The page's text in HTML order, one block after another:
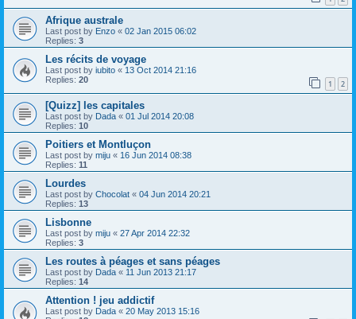
Afrique australe
Last post by Enzo « 02 Jan 2015 06:02
Replies: 3
Les récits de voyage
Last post by iubito « 13 Oct 2014 21:16
Replies: 20 1 2
[Quizz] les capitales
Last post by Dada « 01 Jul 2014 20:08
Replies: 10
Poitiers et Montluçon
Last post by miju « 16 Jun 2014 08:38
Replies: 11
Lourdes
Last post by Chocolat « 04 Jun 2014 20:21
Replies: 13
Lisbonne
Last post by miju « 27 Apr 2014 22:32
Replies: 3
Les routes à péages et sans péages
Last post by Dada « 11 Jun 2013 21:17
Replies: 14
Attention ! jeu addictif
Last post by Dada « 20 May 2013 15:16